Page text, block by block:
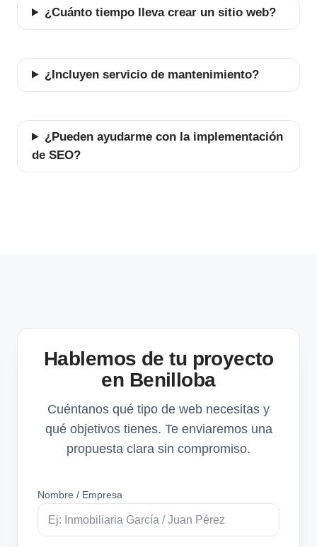
¿Cuánto tiempo lleva crear un sitio web?
¿Incluyen servicio de mantenimiento?
¿Pueden ayudarme con la implementación
de SEO?
Hablemos de tu proyecto
en Benilloba
Cuéntanos qué tipo de web necesitas y
qué objetivos tienes. Te enviaremos una
propuesta clara sin compromiso.
Nombre / Empresa